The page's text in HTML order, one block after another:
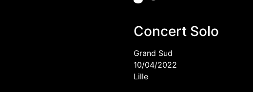
Concert Solo
Grand Sud
10/04/2022
Lille